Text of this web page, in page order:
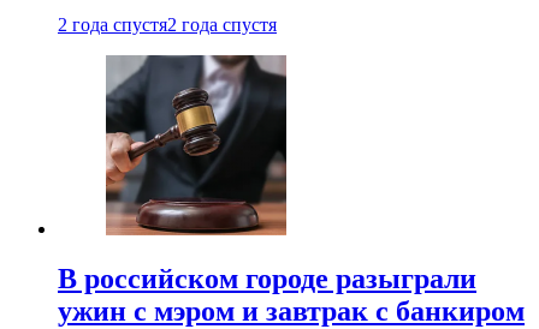
2 года спустя2 года спустя
В российском городе разыграли
ужин с мэром и завтрак с банкиром